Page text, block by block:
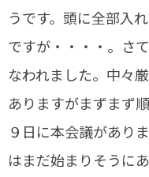
うです。頭に全部入
ですが・・・・。さ
なわれました。中々
ありますがまずまず
９日に本会議があり
はまだ始まりそうに